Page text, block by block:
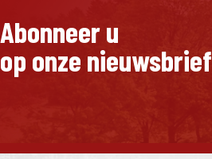
Abonneer u
op onze nieuwsbrief